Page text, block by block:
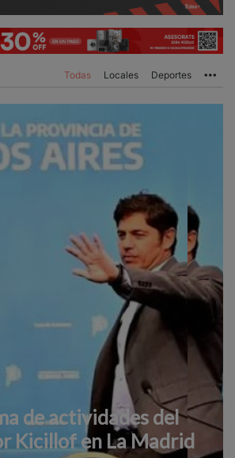
Todas Locales Deportes
de actividades del
Kicillof en La Madrid